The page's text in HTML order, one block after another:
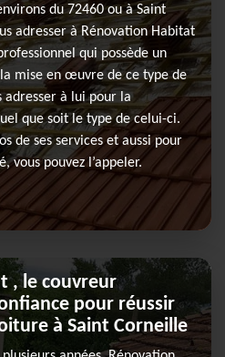
du 72460 ou à Saint
adresser à Rénovation Habitat
qui possède un
mise en œuvre de ce type de
adresser à lui pour la
que soit le type de celui-ci.
de ses services et aussi pour
vous pouvez l’appeler.
, le couvreur
pour réussir
à Saint Corneille